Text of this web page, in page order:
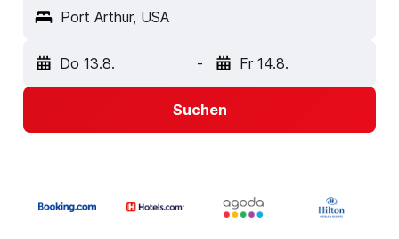
Port Arthur, USA
Do 13.8. - Fr 14.8.
Suchen